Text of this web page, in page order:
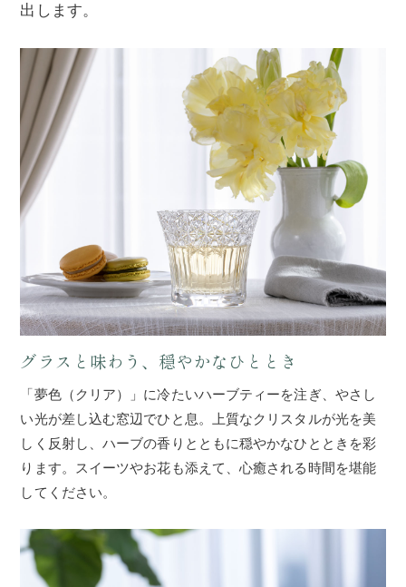
出します。
グラスと味わう、穏やかなひととき
「夢色（クリア）」に冷たいハーブティーを注ぎ、やさし
い光が差し込む窓辺でひと息。上質なクリスタルが光を美
しく反射し、ハーブの香りとともに穏やかなひとときを彩
ります。スイーツやお花も添えて、心癒される時間を堪能
してください。